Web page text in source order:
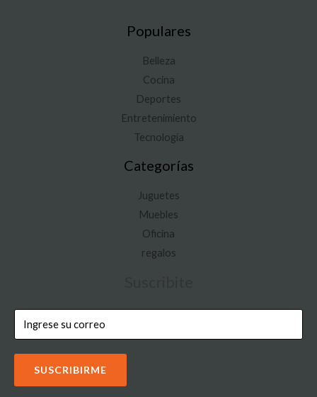
Populares
Belleza
Cocina
Deportes
Entretenimiento
Tecnología
Categorías
Juguetes
Muebles
Oficina
regalos
SUSCRIBIRME